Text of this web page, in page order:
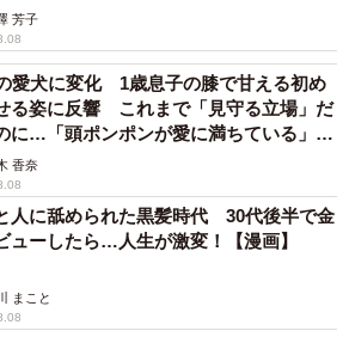
芳子
愛犬に変化 1歳息子の膝で甘える初め
る姿に反響 これまで「見守る立場」だ
に…「頭ポンポンが愛に満ちている」
」
香奈
人に舐められた黒髪時代 30代後半で金
ューしたら…人生が激変！【漫画】
まこと